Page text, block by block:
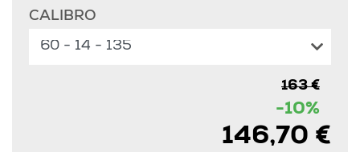
CALIBRO
163 €
-10%
146,70 €